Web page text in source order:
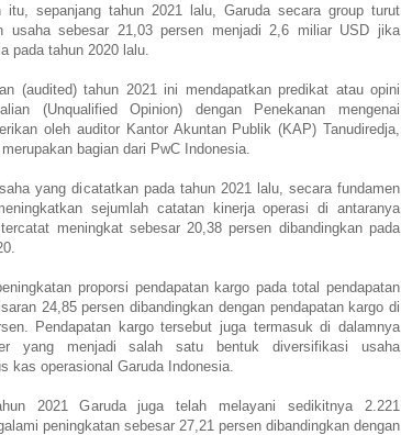
sepanjang tahun 2021 lalu, Garuda secara group turut
usaha sebesar 21,03 persen menjadi 2,6 miliar USD jika
pada tahun 2020 lalu.
(audited) tahun 2021 ini mendapatkan predikat atau opini
(Unqualified Opinion) dengan Penekanan mengenai
oleh auditor Kantor Akuntan Publik (KAP) Tanudiredja,
bagian dari PwC Indonesia.
yang dicatatkan pada tahun 2021 lalu, secara fundamen
sejumlah catatan kinerja operasi di antaranya
meningkat sebesar 20,38 persen dibandingkan pada
proporsi pendapatan kargo pada total pendapatan
24,85 persen dibandingkan dengan pendapatan kargo di
Pendapatan kargo tersebut juga termasuk di dalamnya
yang menjadi salah satu bentuk diversifikasi usaha
kas operasional Garuda Indonesia.
2021 Garuda juga telah melayani sedikitnya 2.221
peningkatan sebesar 27,21 persen dibandingkan dengan